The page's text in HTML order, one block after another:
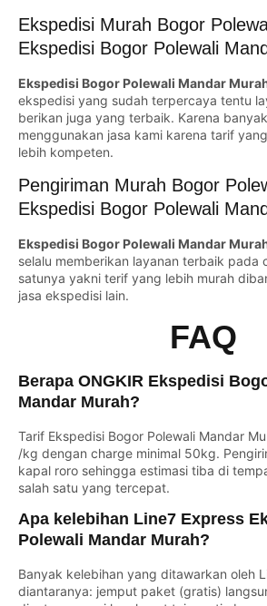
Ekspedisi Murah Bogor
Ekspedisi Bogor Polewali
Ekspedisi Bogor Polewali Mandar
ekspedisi yang sudah terpercaya tentu
berikan juga yang terbaik. Karena
menggunakan jasa kami karena tarif
lebih kompeten.
Pengiriman Murah Bogor
Ekspedisi Bogor Polewali
Ekspedisi Bogor Polewali Mandar
selalu memberikan layanan terbaik pada
satunya yakni terif yang lebih murah
jasa ekspedisi lain.
FAQ
Berapa ONGKIR Ekspedisi
Mandar Murah?
Tarif Ekspedisi Bogor Polewali Mandar
/kg dengan charge minimal 50kg.
kapal roro sehingga estimasi tiba di
salah satu yang tercepat.
Apa kelebihan Line7 Express
Polewali Mandar Murah?
Banyak kelebihan yang ditawarkan oleh
diantaranya: jemput paket (gratis)